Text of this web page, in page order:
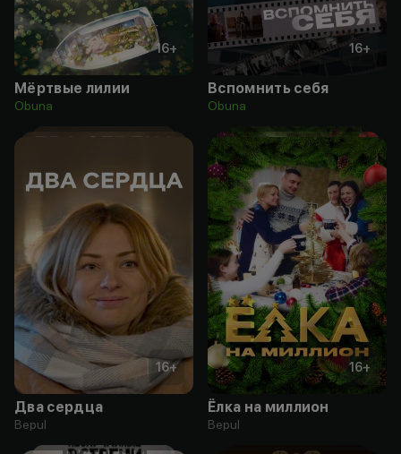
16+
Мёртвые лилии
Obuna
16+
Вспомнить себя
Obuna
16+
Два сердца
Bepul
16+
Ёлка на миллион
Bepul